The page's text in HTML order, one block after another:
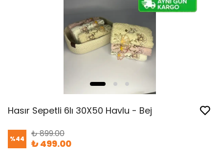
Hasır Sepetli 6lı 30X50 Havlu - Bej
%44 ₺ 899.00
₺ 499.00